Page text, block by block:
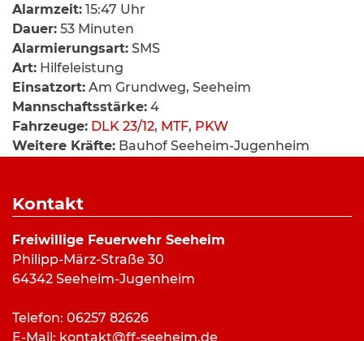
Alarmzeit: 15:47 Uhr
Dauer: 53 Minuten
Alarmierungsart: SMS
Art: Hilfeleistung
Einsatzort: Am Grundweg, Seeheim
Mannschaftsstärke: 4
Fahrzeuge: DLK 23/12, MTF, PKW
Weitere Kräfte: Bauhof Seeheim-Jugenheim
Einsatzbericht:
Aufgrund eines Wasserrohrbruches musste an der
Örtlichkeit Am Grundweg ein
Verbindungsdrahtseil zwischen zwei
Kontakt
Freiwillige Feuerwehr Seeheim
Philipp-März-Straße 30
64342 Seeheim-Jugenheim
Telefon: 06257 82626
E-Mail: kontakt@ff-seeheim.de